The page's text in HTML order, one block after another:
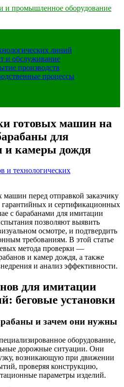
и промышленное оборудование
линий
и обслуживание
производств
процессы
готовых машин на
для
и камеры дождя
и технологических
машин перед отправкой заказчику
и сертификационных
с барабанами для имитации
позволяют выявить
осмотре, и подтвердить
требованиям. В этой статье
метода проверки —
и камер дождя, а также
и анализ эффективности.
для имитации
беговые установки
и зачем они нужны
оборудование,
дорожные ситуации. Они
возникающую при движении
проверяя конструкцию,
параметры изделий.